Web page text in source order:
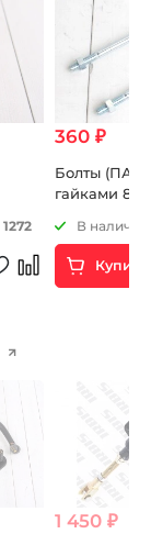
1272
360 ₽
Болты
гайками 8,8
М8х130мм
В наличии
Купить
1 450 ₽